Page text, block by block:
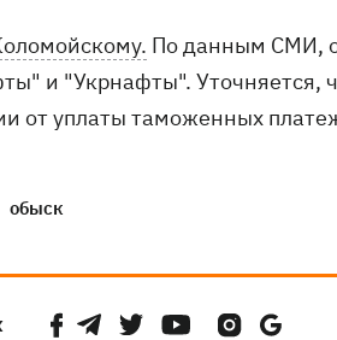
По данным СМИ,
и "Укрнафты". Уточняется,
от уплаты таможенных
обыск